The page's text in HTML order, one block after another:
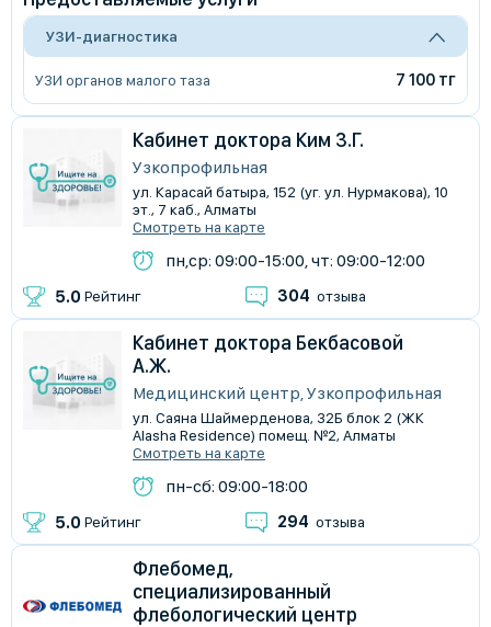
УЗИ-диагностика
УЗИ органов малого таза 7 100 тг
Кабинет доктора Ким З.Г.
Узкопрофильная
ул. Карасай батыра, 152 (уг. ул. Нурмакова), 10
эт., 7 каб., Алматы
Смотреть на карте
пн,ср: 09:00-15:00, чт: 09:00-12:00
5.0 Рейтинг 304 отзыва
Кабинет доктора Бекбасовой
А.Ж.
Медицинский центр, Узкопрофильная
ул. Саяна Шаймерденова, 32Б блок 2 (ЖК
Alasha Residence) помещ. №2, Алматы
Смотреть на карте
пн-сб: 09:00-18:00
5.0 Рейтинг 294 отзыва
Флебомед,
специализированный
флебологический центр